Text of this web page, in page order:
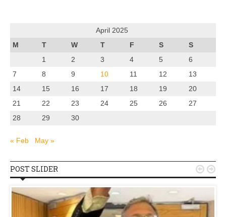
April 2025
M
T W T F S
S
1
2 3 4 5
6
7
8 9 10 11 12
13
14
15 16 17 18 19
20
21
22 23 24 25 26
27
28
29 30
« Feb May »
POST SLIDER  